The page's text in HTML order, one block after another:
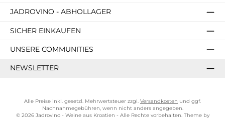
JADROVINO - ABHOLLAGER
SICHER EINKAUFEN
UNSERE COMMUNITIES
NEWSLETTER
Alle Preise inkl. gesetzl. Mehrwertsteuer zzgl. Versandkosten und ggf.
Nachnahmegebühren, wenn nicht anders angegeben.
© 2026 Jadrovino - Weine aus Kroatien - Alle Rechte vorbehalten. Theme by